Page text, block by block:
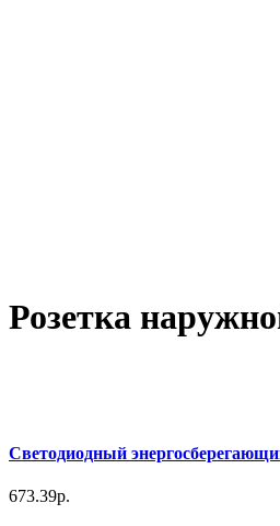
Розетка
Светодиодный
673.39р.